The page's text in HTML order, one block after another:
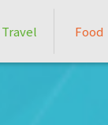
Travel Food